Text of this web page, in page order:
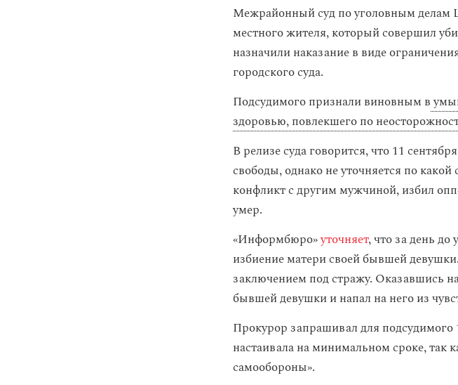
Межрайонный суд по уголовным делам
местного жителя, который совершил
назначили наказание в виде
городского суда.
Подсудимого признали виновным в
здоровью, повлекшего по
В релизе суда говорится, что 11
свободы, однако не уточняется по
конфликт с другим мужчиной, избил
умер.
«Информбюро»уточняет, что за день до
избиение матери своей бывшей
заключением под стражу. Оказавшись
бывшей девушки и напал на него из
Прокурор запрашивал для
настаивала на минимальном сроке, так
самообороны».